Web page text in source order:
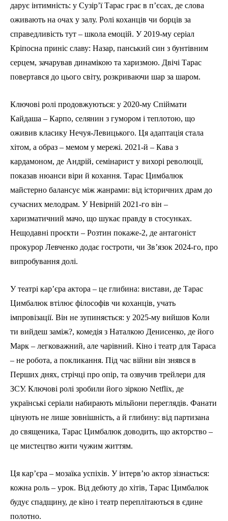
дарує інтимність: у Сузір’ї Тарас грає в п’єсах, де слова
оживають на очах у залу. Ролі коханців чи борців за
справедливість тут – школа емоцій. У 2019-му серіал
Кріпосна приніс славу: Назар, панський син з бунтівним
серцем, зачарував динамікою та харизмою. Двічі Тарас
повертався до цього світу, розкриваючи шар за шаром.
Ключові ролі продовжуються: у 2020-му Спіймати
Кайдаша – Карпо, селянин з гумором і теплотою, що
оживив класику Нечуя-Левицького. Ця адаптація стала
хітом, а образ – мемом у мережі. 2021-й – Кава з
кардамоном, де Андрій, семінарист у вихорі революції,
показав нюанси віри й кохання. Тарас Цимбалюк
майстерно балансує між жанрами: від історичних драм до
сучасних мелодрам. У Невірній 2021-го він –
харизматичний мачо, що шукає правду в стосунках.
Нещодавні проєкти – Розтин покаже-2, де антагоніст
прокурор Левченко додає гостроти, чи Зв’язок 2024-го, про
випробування долі.
У театрі кар’єра актора – це глибина: вистави, де Тарас
Цимбалюк втілює філософів чи коханців, учать
імпровізації. Він не зупиняється: у 2025-му вийшов Коли
ти вийдеш заміж?, комедія з Наталкою Денисенко, де його
Марк – легковажний, але чарівний. Кіно і театр для Тараса
– не робота, а покликання. Під час війни він знявся в
Перших днях, стрічці про опір, та озвучив трейлери для
ЗСУ. Ключові ролі зробили його зіркою Netflix, де
українські серіали набирають мільйони переглядів. Фанати
цінують не лише зовнішність, а й глибину: від партизана
до священика, Тарас Цимбалюк доводить, що акторство –
це мистецтво жити чужим життям.
Ця кар’єра – мозаїка успіхів. У інтерв’ю актор зізнається:
кожна роль – урок. Від дебюту до хітів, Тарас Цимбалюк
будує спадщину, де кіно і театр переплітаються в єдине
полотно.